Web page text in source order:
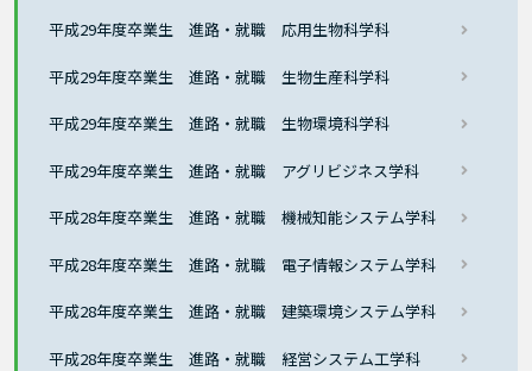
平成29年度卒業生 進路・就職 応用生物科学科
平成29年度卒業生 進路・就職 生物生産科学科
平成29年度卒業生 進路・就職 生物環境科学科
平成29年度卒業生 進路・就職 アグリビジネス学科
平成28年度卒業生 進路・就職 機械知能システム学科
平成28年度卒業生 進路・就職 電子情報システム学科
平成28年度卒業生 進路・就職 建築環境システム学科
平成28年度卒業生 進路・就職 経営システム工学科